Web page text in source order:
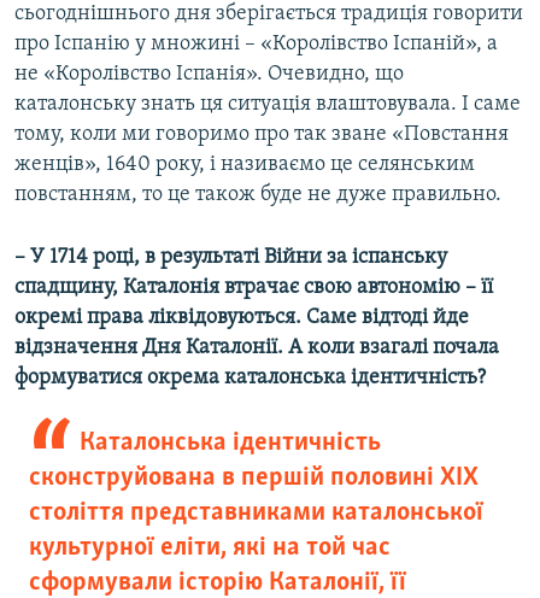
сьогоднішнього дня зберігається традиція говорити
про Іспанію у множині – «Королівство Іспаній», а
не «Королівство Іспанія». Очевидно, що
каталонську знать ця ситуація влаштовувала. І саме
тому, коли ми говоримо про так зване «Повстання
женців», 1640 року, і називаємо це селянським
повстанням, то це також буде не дуже правильно.
– У 1714 році, в результаті Війни за іспанську
спадщину, Каталонія втрачає свою автономію – її
окремі права ліквідовуються. Саме відтоді йде
відзначення Дня Каталонії. А коли взагалі почала
формуватися окрема каталонська ідентичність?
Каталонська ідентичність
сконструйована в першій половині XIX
століття представниками каталонської
культурної еліти, які на той час
сформували історію Каталонії, її